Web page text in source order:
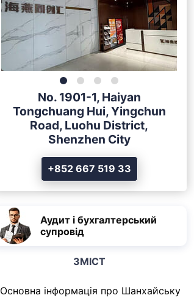
No. 1901-1, Haiyan
Tongchuang Hui, Yingchun
Road, Luohu District,
Shenzhen City
+852 667 519 33
Аудит і бухгалтерський
супровід
ЗМІСТ
Основна інформація про Шанхайську